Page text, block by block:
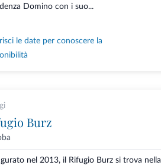
Domino con i suo...
le date per conoscere la
Burz
nel 2013, il Rifugio Burz si trova nella